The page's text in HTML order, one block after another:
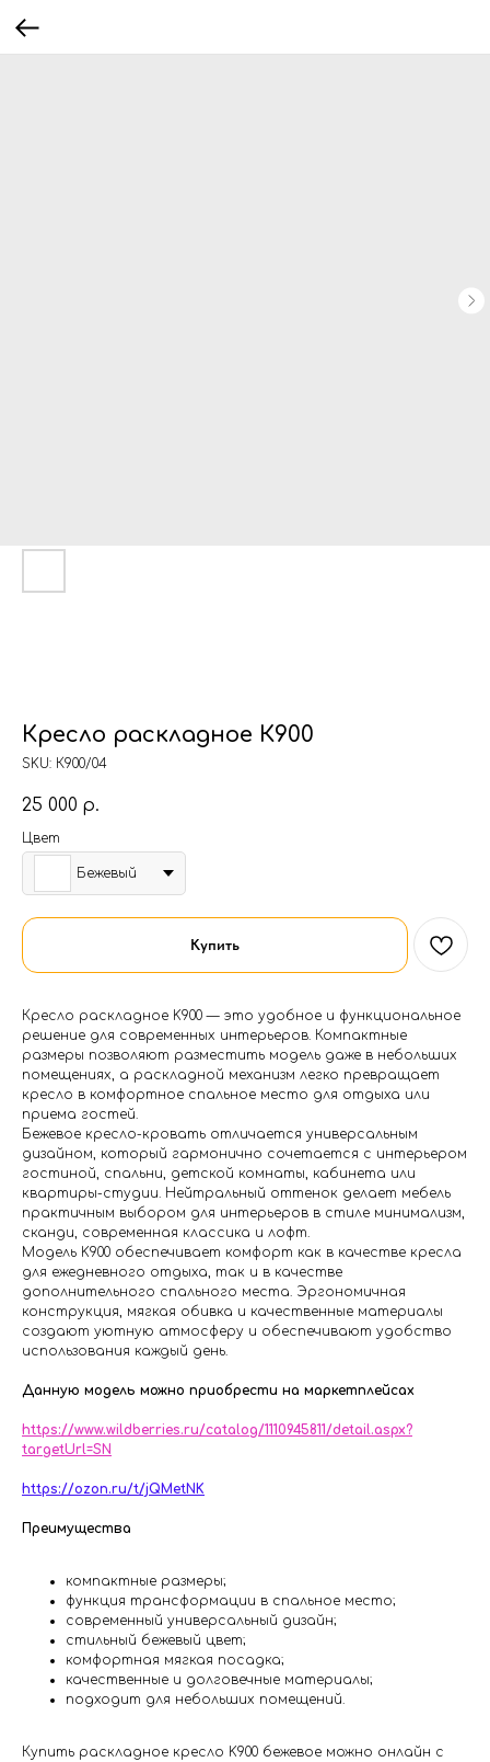
Кресло раскладное К900
SKU: К900/04
25 000 р.
Цвет
Бежевый
Купить
Кресло раскладное K900 — это удобное и функциональное
решение для современных интерьеров. Компактные
размеры позволяют разместить модель даже в небольших
помещениях, а раскладной механизм легко превращает
кресло в комфортное спальное место для отдыха или
приема гостей.
Бежевое кресло-кровать отличается универсальным
дизайном, который гармонично сочетается с интерьером
гостиной, спальни, детской комнаты, кабинета или
квартиры-студии. Нейтральный оттенок делает мебель
практичным выбором для интерьеров в стиле минимализм,
сканди, современная классика и лофт.
Модель K900 обеспечивает комфорт как в качестве кресла
для ежедневного отдыха, так и в качестве
дополнительного спального места. Эргономичная
конструкция, мягкая обивка и качественные материалы
создают уютную атмосферу и обеспечивают удобство
использования каждый день.
Данную модель можно приобрести на маркетплейсах
https://www.wildberries.ru/catalog/1110945811/detail.aspx?
targetUrl=SN
https://ozon.ru/t/jQMetNK
Преимущества
компактные размеры;
функция трансформации в спальное место;
современный универсальный дизайн;
стильный бежевый цвет;
комфортная мягкая посадка;
качественные и долговечные материалы;
подходит для небольших помещений.
Купить раскладное кресло K900 бежевое можно онлайн с